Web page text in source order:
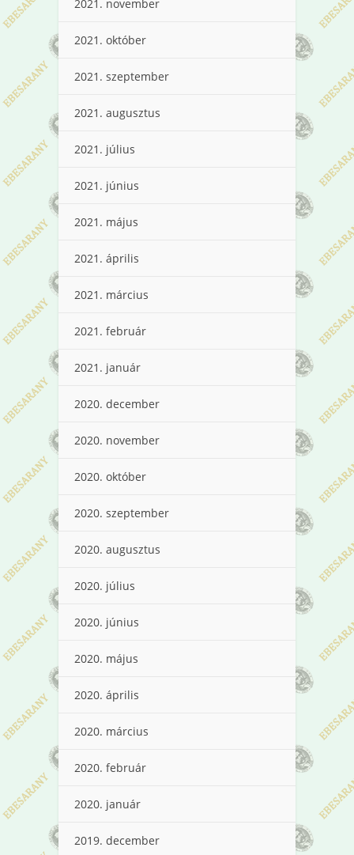
2021. november
2021. október
2021. szeptember
2021. augusztus
2021. július
2021. június
2021. május
2021. április
2021. március
2021. február
2021. január
2020. december
2020. november
2020. október
2020. szeptember
2020. augusztus
2020. július
2020. június
2020. május
2020. április
2020. március
2020. február
2020. január
2019. december